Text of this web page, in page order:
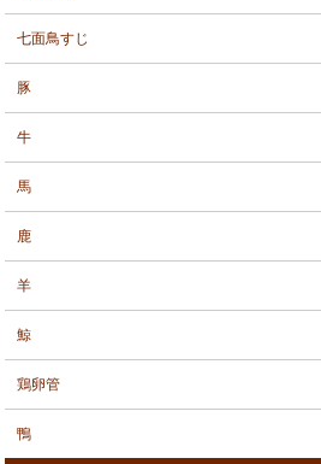
七面鳥すじ
豚
牛
馬
鹿
羊
鯨
鶏卵管
鴨